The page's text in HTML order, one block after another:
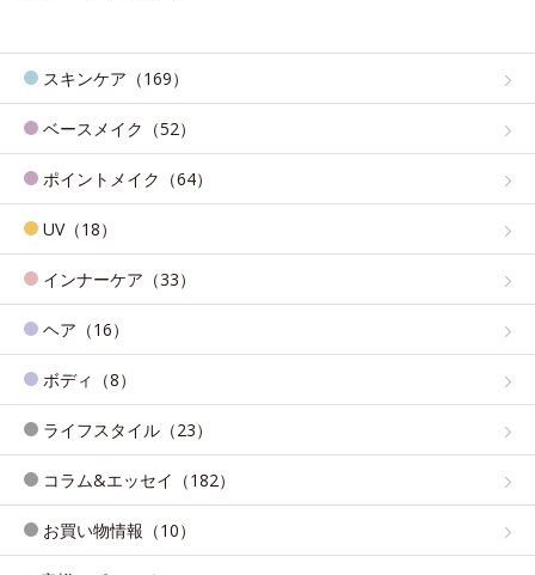
スキンケア（169）
ベースメイク（52）
ポイントメイク（64）
UV（18）
インナーケア（33）
ヘア（16）
ボディ（8）
ライフスタイル（23）
コラム&エッセイ（182）
お買い物情報（10）